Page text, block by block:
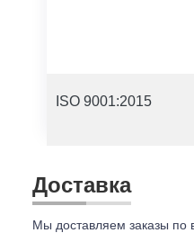
ISO 9001:2015
Доставка
Мы доставляем заказы по